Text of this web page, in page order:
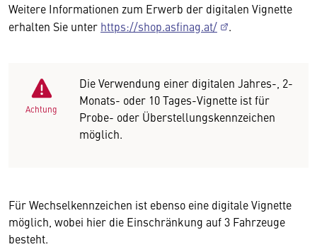
Weitere Informationen zum Erwerb der digitalen Vignette
erhalten Sie unter https://shop.asfinag.at/ .
Achtung
Die Verwendung einer digitalen Jahres-, 2-
Monats- oder 10 Tages-Vignette ist für
Probe- oder Überstellungskennzeichen
möglich.
Für Wechselkennzeichen ist ebenso eine digitale Vignette
möglich, wobei hier die Einschränkung auf 3 Fahrzeuge
besteht.